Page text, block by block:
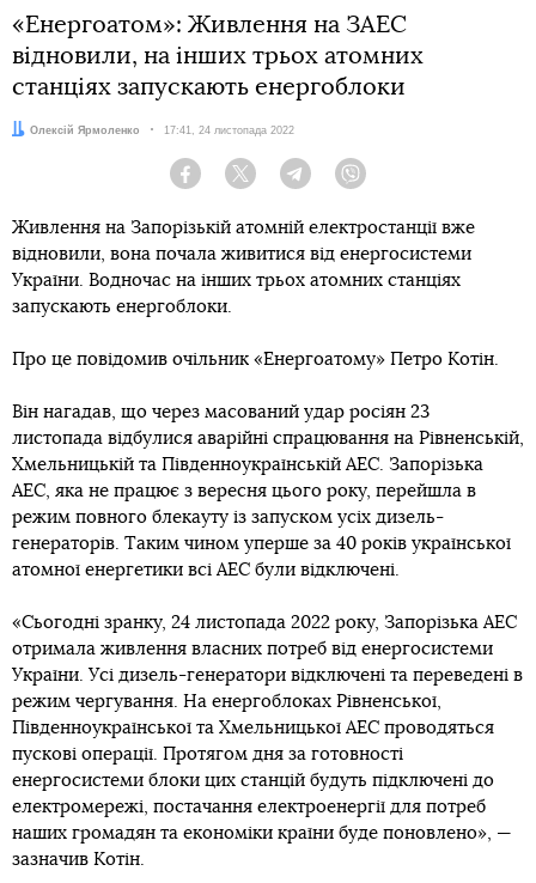
«Енергоатом»: Живлення на ЗАЕС
відновили, на інших трьох атомних
станціях запускають енергоблоки
Автор:
Олексій Ярмоленко Дата:
17:41, 24 листопада 2022
Facebook Twitter Telegram
Живлення на Запорізькій атомній електростанції вже
відновили, вона почала живитися від енергосистеми
України. Водночас на інших трьох атомних станціях
запускають енергоблоки.
Про це повідомив очільник «Енергоатому» Петро Котін.
Він нагадав, що через масований удар росіян 23
листопада відбулися аварійні спрацювання на Рівненській,
Хмельницькій та Південноукраїнській АЕС. Запорізька
АЕС, яка не працює з вересня цього року, перейшла в
режим повного блекауту із запуском усіх дизель-
генераторів. Таким чином уперше за 40 років української
атомної енергетики всі АЕС були відключені.
«Сьогодні зранку, 24 листопада 2022 року, Запорізька АЕС
отримала живлення власних потреб від енергосистеми
України. Усі дизель-генератори відключені та переведені в
режим чергування. На енергоблоках Рівненської,
Південноукраїнської та Хмельницької АЕС проводяться
пускові операції. Протягом дня за готовності
енергосистеми блоки цих станцій будуть підключені до
електромережі, постачання електроенергії для потреб
наших громадян та економіки країни буде поновлено», —
зазначив Котін.